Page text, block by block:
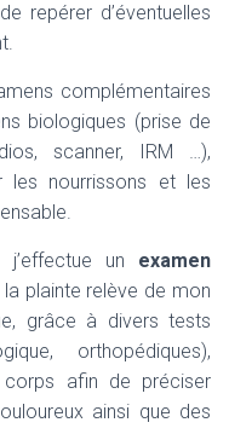
repérer d’éventuelles
complémentaires
biologiques (prise de
scanner, IRM …),
les nourrissons et les
un examen
plainte relève de mon
grâce à divers tests
orthopédiques),
corps afin de préciser
ainsi que des